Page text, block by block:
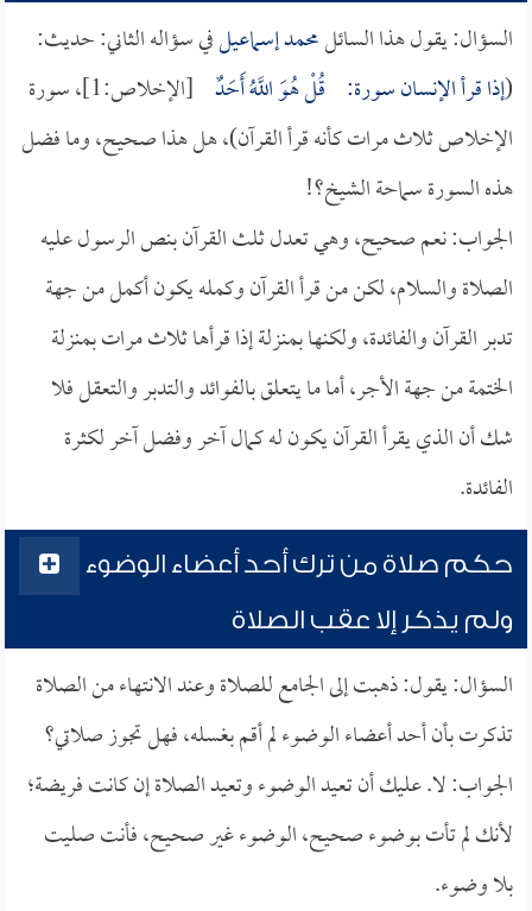
السؤال: يقول هذا السائلمحمد إسماعيلفي سؤاله الثاني: حديث:
(إذا قرأ الإنسان سورة: قُلْ هُوَ اللَّهُ أَحَدٌ
[الإخلاص:1]، سورة
الإخلاص ثلاث مرات كأنه قرأ القرآن)، هل هذا صحيح، وما فضل
هذه السورة سماحة الشيخ؟!
الجواب: نعم صحيح، وهي تعدل ثلث القرآن بنص الرسول عليه
الصلاة والسلام، لكن من قرأ القرآن وكمله يكون أكمل من جهة
تدبر القرآن والفائدة، ولكنها بمنزلة إذا قرأها ثلاث مرات بمنزلة
الختمة من جهة الأجر، أما ما يتعلق بالفوائد والتدبر والتعقل فلا
شك أن الذي يقرأ القرآن يكون له كمال آخر وفضل آخر لكثرة
الفائدة.
حكم صلاة من ترك أحد أعضاء الوضوء
ولم يذكر إلا عقب الصلاة
السؤال: يقول: ذهبت إلى الجامع للصلاة وعند الانتهاء من الصلاة
تذكرت بأن أحد أعضاء الوضوء لم أقم بغسله، فهل تجوز صلاتي؟
الجواب: لا. عليك أن تعيد الوضوء وتعيد الصلاة إن كانت فريضة؛
لأنك لم تأت بوضوء صحيح، الوضوء غير صحيح، فأنت صليت
بلا وضوء.